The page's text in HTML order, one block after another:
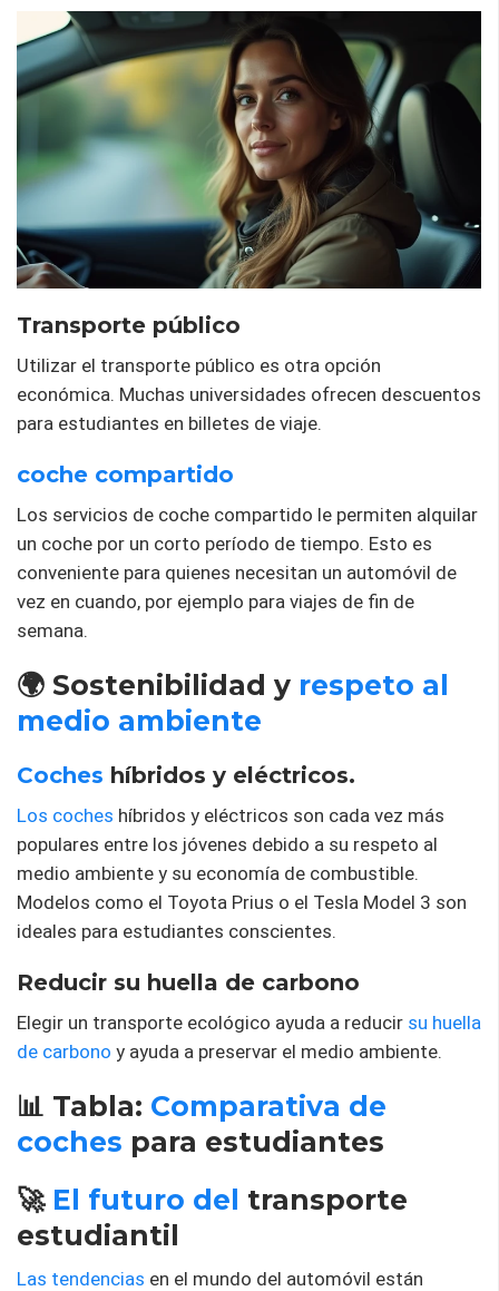
Transporte público
Utilizar el transporte público es otra opción
económica. Muchas universidades ofrecen descuentos
para estudiantes en billetes de viaje.
coche compartido
Los servicios de coche compartido le permiten alquilar
un coche por un corto período de tiempo. Esto es
conveniente para quienes necesitan un automóvil de
vez en cuando, por ejemplo para viajes de fin de
semana.
🌍 Sostenibilidad y respeto al
medio ambiente
Coches híbridos y eléctricos.
Los coches híbridos y eléctricos son cada vez más
populares entre los jóvenes debido a su respeto al
medio ambiente y su economía de combustible.
Modelos como el Toyota Prius o el Tesla Model 3 son
ideales para estudiantes conscientes.
Reducir su huella de carbono
Elegir un transporte ecológico ayuda a reducir su huella
de carbono y ayuda a preservar el medio ambiente.
📊 Tabla: Comparativa de
coches para estudiantes
🚀 El futuro del transporte
estudiantil
Las tendencias en el mundo del automóvil están